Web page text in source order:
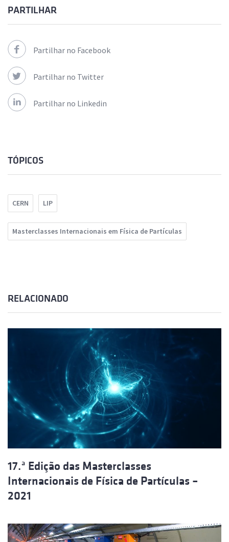
PARTILHAR
Partilhar no Facebook
Partilhar no Twitter
Partilhar no Linkedin
TÓPICOS
CERN LIP
Masterclasses Internacionais em Física de Partículas
RELACIONADO
17.ª Edição das Masterclasses
Internacionais de Física de Partículas –
2021